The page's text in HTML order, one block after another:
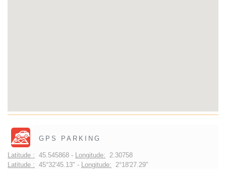
GPS PARKING
Latitude : 45.545868 - Longitude: 2.30758
Latitude : 45°32'45.13" - Longitude: 2°18'27.29"